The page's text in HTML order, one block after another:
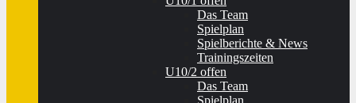
Das Team
Spielplan
Spielberichte & News
Trainingszeiten
U10/2 offen
Das Team
Spielplan